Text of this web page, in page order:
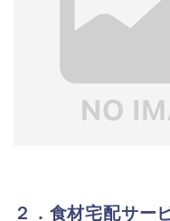
２．食材宅配サー